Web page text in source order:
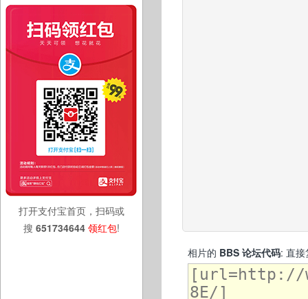
打开支付宝首页，扫码或
搜 651734644 领红包!
相片的 BBS 论坛代码: 直接